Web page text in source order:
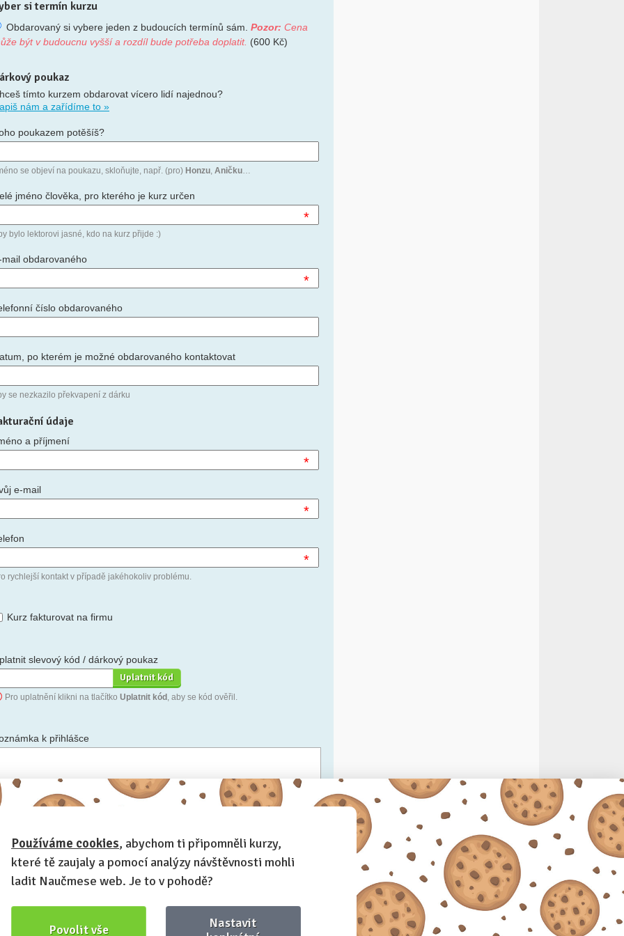
si termín kurzu
Obdarovaný si vybere jeden z budoucích termínů sám. Pozor: Cena
být v budoucnu vyšší a rozdíl bude potřeba doplatit. (600 Kč)
poukaz
tímto kurzem obdarovat vícero lidí najednou?
nám a zařídíme to »
poukazem potěšíš?
se objeví na poukazu, skloňujte, např. (pro) Honzu, Aničku…
jméno člověka, pro kterého je kurz určen
*
bylo lektorovi jasné, kdo na kurz přijde :)
mail obdarovaného
*
číslo obdarovaného
po kterém je možné obdarovaného kontaktovat
se nezkazilo překvapení z dárku
údaje
a příjmení
*
e-mail
*
*
rychlejší kontakt v případě jakéhokoliv problému.
Kurz fakturovat na firmu
slevový kód / dárkový poukaz
Pro uplatnění klikni na tlačítko Uplatnit kód , aby se kód ověřil.
k přihlášce
Anonymní profil– odesláním přihlášky se automaticky vytvoří tvůj
na Naučmese. Zatrhni tuto volbu a profil bude skrytý.
Chci dostávat Naučmese newsletter
Používáme cookies, abychom ti připomněli kurzy,
které tě zaujaly a pomocí analýzy návštěvnosti mohli
ladit Naučmese web. Je to v pohodě?
Povolit vše
Nastavit